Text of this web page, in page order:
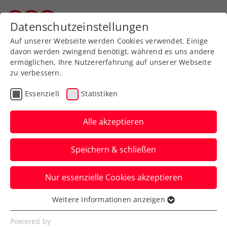
Turniere
3 Jahre nach
Handgelenksverletzung:
Mallorca-Comeback von
Thiem
Das ÖTV-Aushängeschild startet bei den
Mallorca Championships presented by
waterdrop in Santa Ponça.
Datenschutzeinstellungen
Auf unserer Webseite werden Cookies verwendet. Einige
davon werden zwingend benötigt, während es uns andere
ermöglichen, Ihre Nutzererfahrung auf unserer Webseite
zu verbessern.
Essenziell Statistiken
Alle akzeptieren
Speichern & schließen
Nur essenzielle Cookies akzeptieren
Essenziell
Essenzielle Cookies werden für grundlegende
Weitere Informationen anzeigen
Powered by